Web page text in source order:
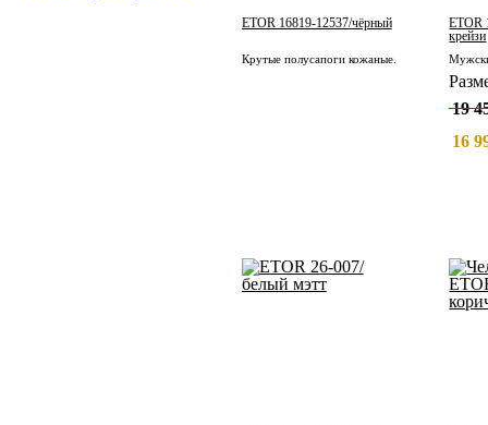
ETOR 16819-12537/чёрный
Крутые полусапоги кожаные.
ETOR
крейзи
19
16